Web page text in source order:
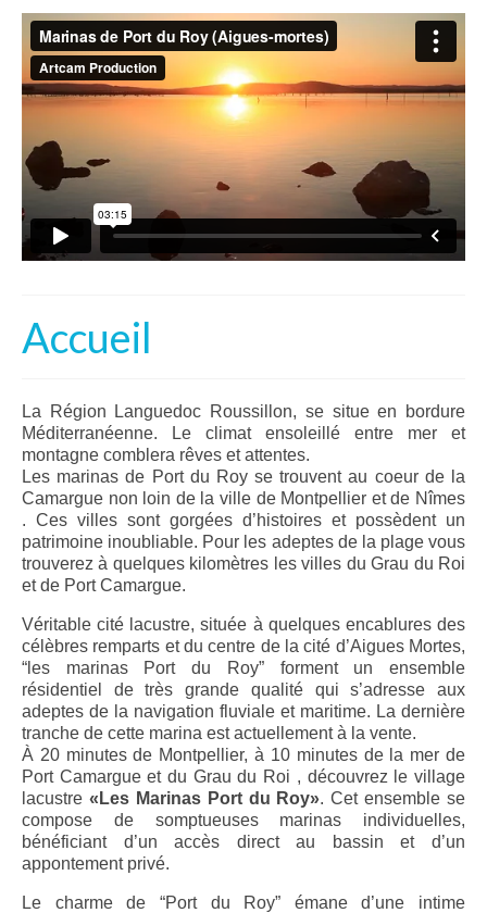
Accueil
La Marina
Annonces
Postes d’amarrages
Bateaux et autres
Maritime
Météo
Contact
Accueil
La Région Languedoc Roussillon, se situe en bordure
Méditerranéenne. Le climat ensoleillé entre mer et
montagne comblera rêves et attentes.
Les marinas de Port du Roy se trouvent au coeur de la
Camargue non loin de la ville de Montpellier et de Nîmes
. Ces villes sont gorgées d’histoires et possèdent un
patrimoine inoubliable. Pour les adeptes de la plage vous
trouverez à quelques kilomètres les villes du Grau du Roi
et de Port Camargue.
Véritable cité lacustre, située à quelques encablures des
célèbres remparts et du centre de la cité d’Aigues Mortes,
“les marinas Port du Roy” forment un ensemble
résidentiel de très grande qualité qui s’adresse aux
adeptes de la navigation fluviale et maritime. La dernière
tranche de cette marina est actuellement à la vente.
À 20 minutes de Montpellier, à 10 minutes de la mer de
Port Camargue et du Grau du Roi , découvrez le village
lacustre «Les Marinas Port du Roy». Cet ensemble se
compose de somptueuses marinas individuelles,
bénéficiant d’un accès direct au bassin et d’un
appontement privé.
Le charme de “Port du Roy” émane d’une intime